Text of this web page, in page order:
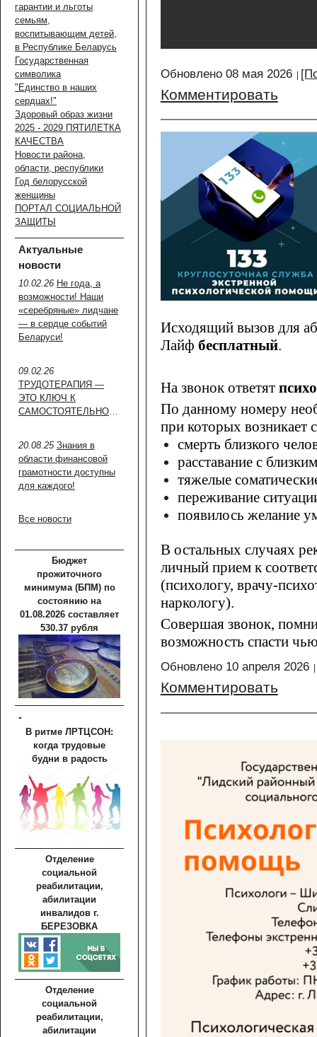
гарантии и льготы
семьям,
воспитывающим детей,
в Республике Беларусь
Государственная
символика
"Единство в наших
сердцах!"
Здоровый образ жизни
2025 - 2029 ПЯТИЛЕТКА
КАЧЕСТВА
Новости района,
области, республики
Год белорусской
женщины
ПОРТАЛ СОЦИАЛЬНОЙ
ЗАЩИТЫ
Актуальные
новости
10.02.26 Не года, а
возможности! Наши
«серебряные» лидчане
— в сердце событий
Беларуси!
09.02.26
ТРУДОТЕРАПИЯ —
ЭТО КЛЮЧ К
САМОСТОЯТЕЛЬНОСТИ!
20.08.25 Знания в
области финансовой
грамотности доступны
для каждого!
Все новости
Бюджет
прожиточного
минимума (БПМ) по
состоянию на
01.08.2026 составляет
530.37 рубля
-
В ритме ЛРТЦСОН:
когда трудовые
будни в радость
Отделение
социальной
реабилитации,
абилитации
инвалидов г.
БЕРЕЗОВКА
Отделение
социальной
реабилитации,
абилитации
Обновлено 08 мая 2026
Комментировать
Исходящий вызов для
Лайф бесплатный.
На звонок ответят
По данному номеру
при которых возникает
смерть близкого
расставание с
тяжелые
переживание
появилось желание
В остальных случаях
личный прием к
(психологу, врачу-
наркологу).
Совершая звонок,
возможность спасти
Обновлено 10 апреля 2026
Комментировать